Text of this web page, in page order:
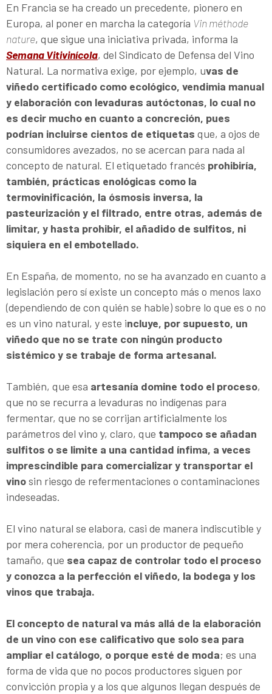
En Francia se ha creado un precedente, pionero en
Europa, al poner en marcha la categoría Vin méthode
nature, que sigue una iniciativa privada, informa la
Semana Vitivinícola, del Sindicato de Defensa del Vino
Natural. La normativa exige, por ejemplo, uvas de
viñedo certificado como ecológico, vendimia manual
y elaboración con levaduras autóctonas, lo cual no
es decir mucho en cuanto a concreción, pues
podrían incluirse cientos de etiquetas que, a ojos de
consumidores avezados, no se acercan para nada al
concepto de natural. El etiquetado francés prohibiría,
también, prácticas enológicas como la
termovinificación, la ósmosis inversa, la
pasteurización y el filtrado, entre otras, además de
limitar, y hasta prohibir, el añadido de sulfitos, ni
siquiera en el embotellado.
En España, de momento, no se ha avanzado en cuanto a
legislación pero sí existe un concepto más o menos laxo
(dependiendo de con quién se hable) sobre lo que es o no
es un vino natural, y este incluye, por supuesto, un
viñedo que no se trate con ningún producto
sistémico y se trabaje de forma artesanal.
También, que esa artesanía domine todo el proceso,
que no se recurra a levaduras no indígenas para
fermentar, que no se corrijan artificialmente los
parámetros del vino y, claro, que tampoco se añadan
sulfitos o se limite a una cantidad ínfima, a veces
imprescindible para comercializar y transportar el
vinosin riesgo de refermentaciones o contaminaciones
indeseadas.
El vino natural se elabora, casi de manera indiscutible y
por mera coherencia, por un productor de pequeño
tamaño, que sea capaz de controlar todo el proceso
y conozca a la perfección el viñedo, la bodega y los
vinos que trabaja.
El concepto de natural va más allá de la elaboración
de un vino con ese calificativo que solo sea para
ampliar el catálogo, o porque esté de moda; es una
forma de vida que no pocos productores siguen por
convicción propia y a los que algunos llegan después de